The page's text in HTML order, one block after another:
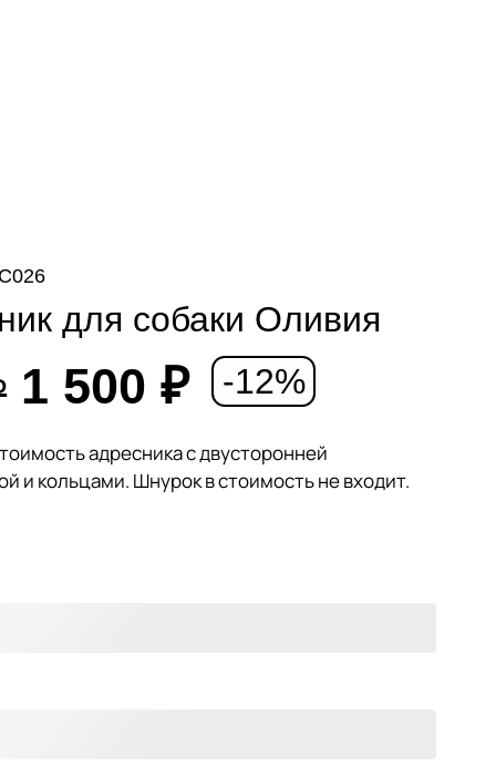
для собаки Оливия
1 500₽ -12%
адресника с двусторонней
и кольцами. Шнурок в стоимость не входит.